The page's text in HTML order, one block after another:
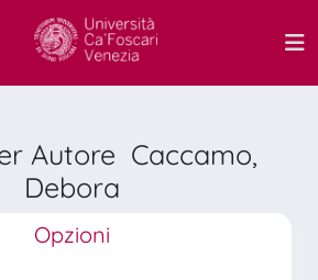
Autore Caccamo,
Debora
Opzioni